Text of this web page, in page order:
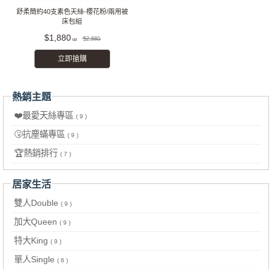
舒柔簡約40支素色天絲-櫻花粉/兩用被
床包組
$1,880 $2,880
立即搶購
熱銷主題
❤️最愛天絲專區 ( 9 )
🤧抗塵蟎專區 ( 9 )
🏆熱銷排行 ( 7 )
居家生活
雙人Double ( 9 )
加大Queen ( 9 )
特大King ( 9 )
單人Single ( 6 )